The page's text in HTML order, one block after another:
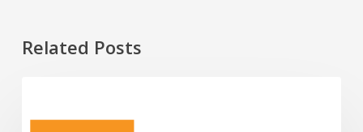
Related Posts